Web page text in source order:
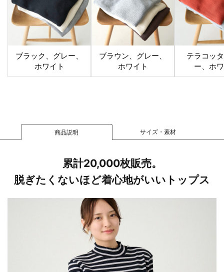
商品説明 サイズ・素材
累計20,000枚販売。
脱ぎたくないほど着心地がいいトップス
ブラック、グレー、
ホワイト
ブラウン、グレー、
ホワイト
テラコッ
ー、ホ